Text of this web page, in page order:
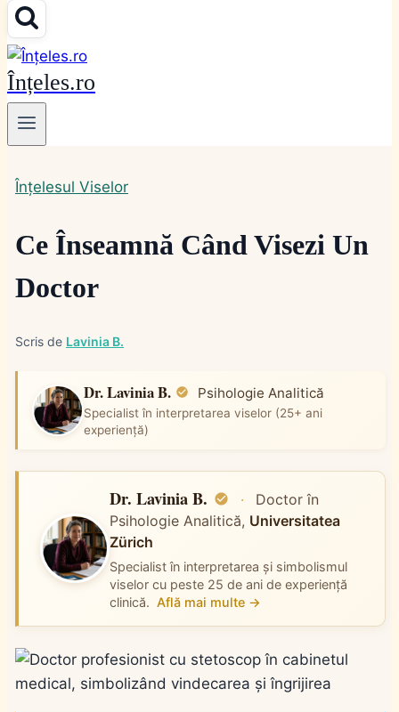
Înțeles.ro
Înțelesul Viselor
Ce Înseamnă Când Visezi Un
Doctor
Scris de Lavinia B.
Dr. Lavinia B. Psihologie Analitică
Specialist în interpretarea viselor (25+ ani
experiență)
Dr. Lavinia B. ·
Doctor în
Psihologie Analitică, Universitatea
Zürich
Specialist în interpretarea și simbolismul
viselor cu peste 25 de ani de experiență
clinică. Află mai multe →